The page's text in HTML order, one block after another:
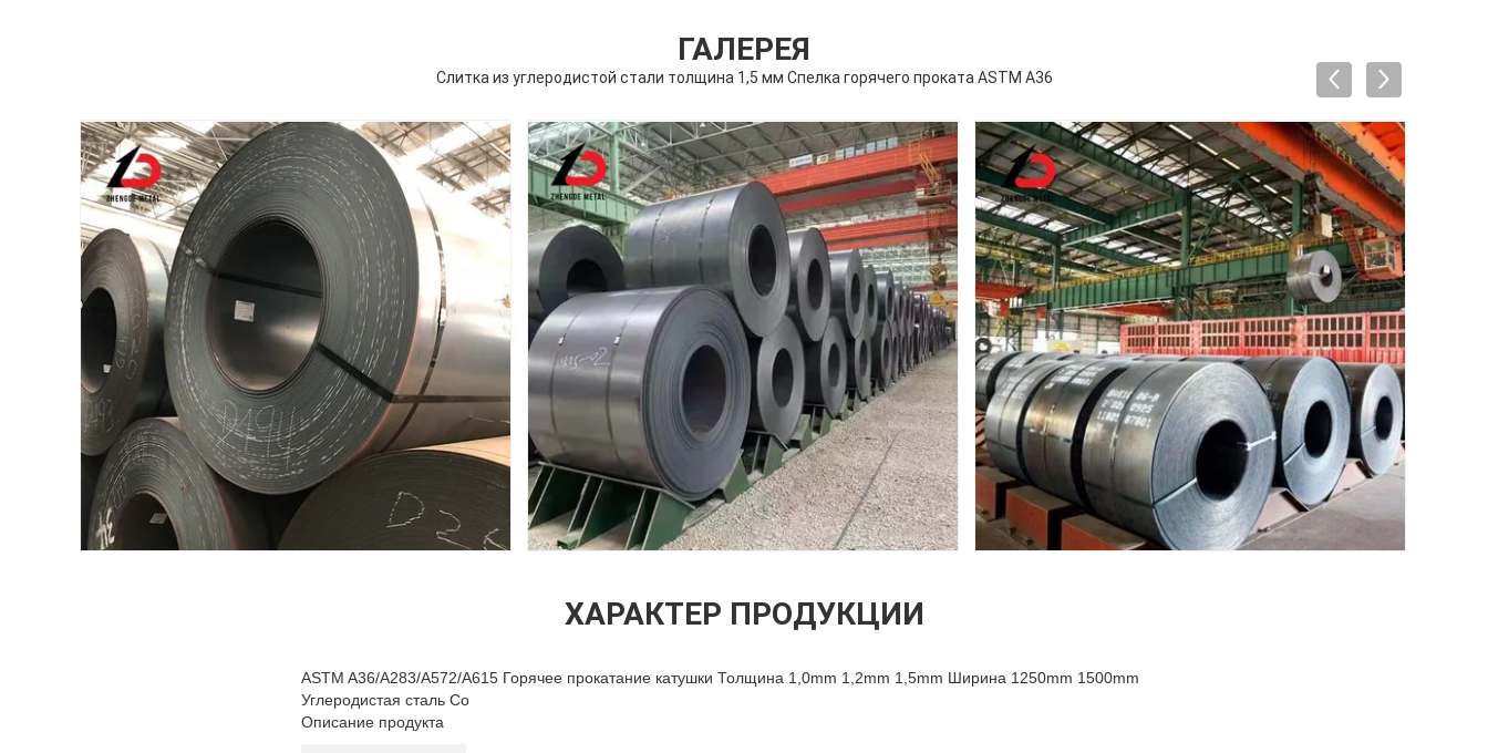
ГАЛЕРЕЯ
Слитка из углеродистой стали толщина 1,5 мм Спелка горячего проката ASTM A36
ХАРАКТЕР ПРОДУКЦИИ
ASTM A36/A283/A572/A615 Горячее прокатание катушки Толщина 1,0mm 1,2mm 1,5mm Ширина 1250mm 1500mm
Углеродистая сталь Co
Описание продукта